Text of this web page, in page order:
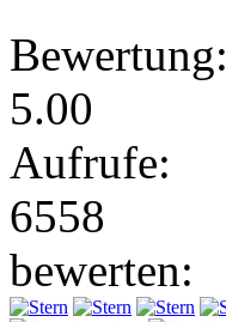
Bewertung:
5.00
Aufrufe:
6558
bewerten: